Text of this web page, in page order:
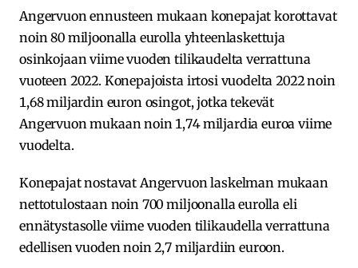
Angervuon ennusteen mukaan konepajat korottavat
noin 80 miljoonalla eurolla yhteenlaskettuja
osinkojaan viime vuoden tilikaudelta verrattuna
vuoteen 2022. Konepajoista irtosi vuodelta 2022 noin
1,68 miljardin euron osingot, jotka tekevät
Angervuon mukaan noin 1,74 miljardia euroa viime
vuodelta.
Konepajat nostavat Angervuon laskelman mukaan
nettotulostaan noin 700 miljoonalla eurolla eli
ennätystasolle viime vuoden tilikaudella verrattuna
edellisen vuoden noin 2,7 miljardiin euroon.